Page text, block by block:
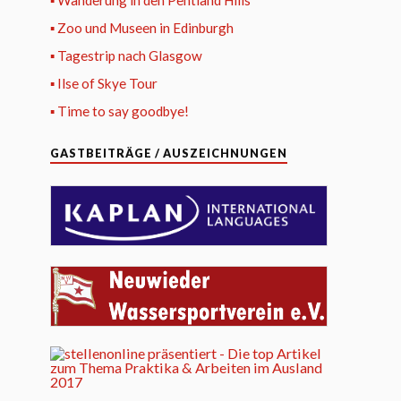
▪ Zoo und Museen in Edinburgh
▪ Tagestrip nach Glasgow
▪ Ilse of Skye Tour
▪ Time to say goodbye!
GASTBEITRÄGE / AUSZEICHNUNGEN